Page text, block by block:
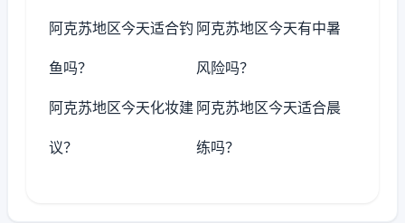
阿克苏地区今天适合钓
鱼吗？
阿克苏地区今天有中暑
风险吗？
阿克苏地区今天化妆建
议？
阿克苏地区今天适合晨
练吗？